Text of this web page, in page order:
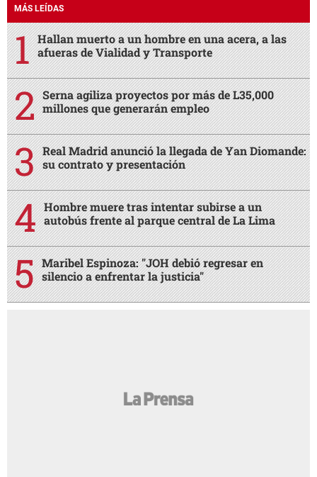
MÁS LEÍDAS
Hallan muerto a un hombre en una acera, a las
afueras de Vialidad y Transporte
Serna agiliza proyectos por más de L35,000
millones que generarán empleo
Real Madrid anunció la llegada de Yan Diomande:
su contrato y presentación
Hombre muere tras intentar subirse a un
autobús frente al parque central de La Lima
Maribel Espinoza: "JOH debió regresar en
silencio a enfrentar la justicia"